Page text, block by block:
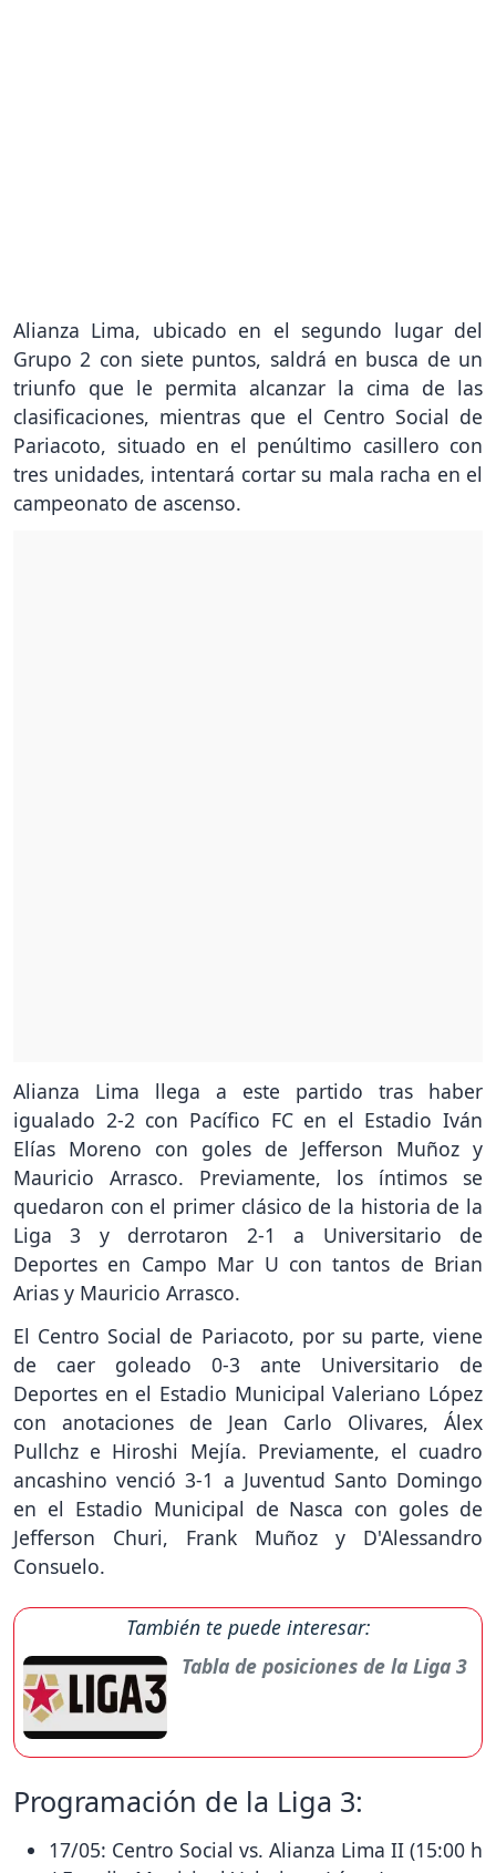
Alianza Lima, ubicado en el segundo lugar del
Grupo 2 con siete puntos, saldrá en busca de un
triunfo que le permita alcanzar la cima de las
clasificaciones, mientras que el Centro Social de
Pariacoto, situado en el penúltimo casillero con
tres unidades, intentará cortar su mala racha en el
campeonato de ascenso.
Alianza Lima llega a este partido tras haber
igualado 2-2 con Pacífico FC en el Estadio Iván
Elías Moreno con goles de Jefferson Muñoz y
Mauricio Arrasco. Previamente, los íntimos se
quedaron con el primer clásico de la historia de la
Liga 3 y derrotaron 2-1 a Universitario de
Deportes en Campo Mar U con tantos de Brian
Arias y Mauricio Arrasco.
El Centro Social de Pariacoto, por su parte, viene
de caer goleado 0-3 ante Universitario de
Deportes en el Estadio Municipal Valeriano López
con anotaciones de Jean Carlo Olivares, Álex
Pullchz e Hiroshi Mejía. Previamente, el cuadro
ancashino venció 3-1 a Juventud Santo Domingo
en el Estadio Municipal de Nasca con goles de
Jefferson Churi, Frank Muñoz y D'Alessandro
Consuelo.
También te puede interesar:
Tabla de posiciones de la Liga 3
Programación de la Liga 3:
17/05: Centro Social vs. Alianza Lima II (15:00 h